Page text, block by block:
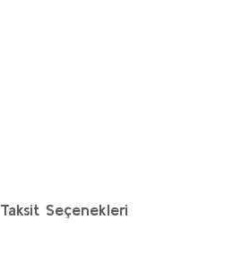
Taksit Seçenekleri